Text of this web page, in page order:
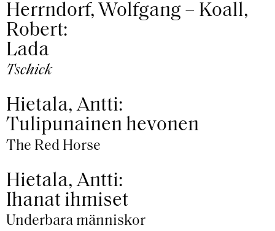
Herrndorf, Wolfgang – Koall,
Robert:
Lada
Tschick
Hietala, Antti:
Tulipunainen hevonen
The Red Horse
Hietala, Antti:
Ihanat ihmiset
Underbara människor